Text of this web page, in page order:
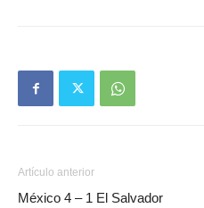
Artículo anterior
México 4 – 1 El Salvador